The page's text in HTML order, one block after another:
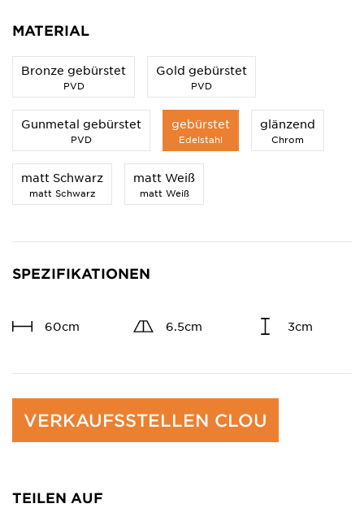
MATERIAL
Bronze gebürstet
PVD
Gold gebürstet
PVD
Gunmetal gebürstet
PVD
gebürstet
Edelstahl
glänzend
Chrom
matt Schwarz
matt Schwarz
matt Weiß
matt Weiß
SPEZIFIKATIONEN
60cm 6.5cm 3cm
VERKAUFSSTELLEN CLOU
TEILEN AUF